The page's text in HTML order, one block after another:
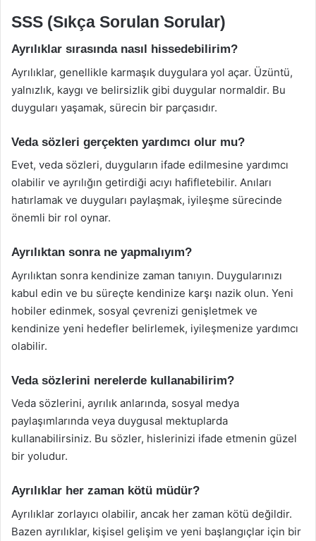
SSS (Sıkça Sorulan Sorular)
Ayrılıklar sırasında nasıl hissedebilirim?
Ayrılıklar, genellikle karmaşık duygulara yol açar. Üzüntü,
yalnızlık, kaygı ve belirsizlik gibi duygular normaldir. Bu
duyguları yaşamak, sürecin bir parçasıdır.
Veda sözleri gerçekten yardımcı olur mu?
Evet, veda sözleri, duyguların ifade edilmesine yardımcı
olabilir ve ayrılığın getirdiği acıyı hafifletebilir. Anıları
hatırlamak ve duyguları paylaşmak, iyileşme sürecinde
önemli bir rol oynar.
Ayrılıktan sonra ne yapmalıyım?
Ayrılıktan sonra kendinize zaman tanıyın. Duygularınızı
kabul edin ve bu süreçte kendinize karşı nazik olun. Yeni
hobiler edinmek, sosyal çevrenizi genişletmek ve
kendinize yeni hedefler belirlemek, iyileşmenize yardımcı
olabilir.
Veda sözlerini nerelerde kullanabilirim?
Veda sözlerini, ayrılık anlarında, sosyal medya
paylaşımlarında veya duygusal mektuplarda
kullanabilirsiniz. Bu sözler, hislerinizi ifade etmenin güzel
bir yoludur.
Ayrılıklar her zaman kötü müdür?
Ayrılıklar zorlayıcı olabilir, ancak her zaman kötü değildir.
Bazen ayrılıklar, kişisel gelişim ve yeni başlangıçlar için bir